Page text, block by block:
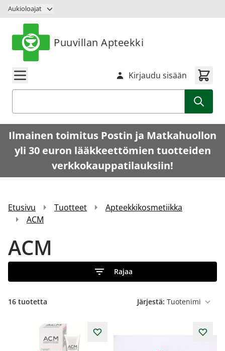
Siirry sisältöön
Aukioloajat
Puuvillan Apteekki
Kirjaudu sisään
Ilmainen toimitus Postin ja Matkahuollon
yli 30 euron lääkkeettömien tuotteiden
verkkokauppatilauksiin!
Etusivu Tuotteet
Apteekkikosmetiikka
ACM
ACM
Rajaa
16 tuotetta Järjestä: